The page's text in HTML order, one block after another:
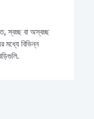
স্বচ্ছ বা অস্বচ্ছ
মধ্যে বিভিন্ন